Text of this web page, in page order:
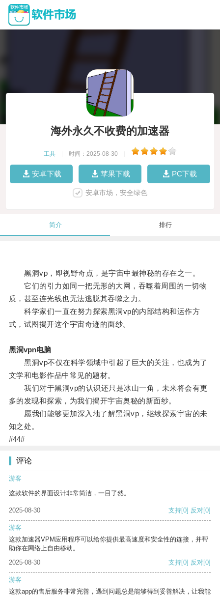
海外永久不收费的加速器
工具 时间：2025-08-30
安卓下载 苹果下载 PC下载
安卓市场，安全绿色
简介 排行
黑洞vp，即视野奇点，是宇宙中最神秘的存在之一。
它们的引力如同一把无形的大网，吞噬着周围的一切物
质，甚至连光线也无法逃脱其吞噬之力。
科学家们一直在努力探索黑洞vp的内部结构和运作方
式，试图揭开这个宇宙奇迹的面纱。
黑洞vpn电脑
黑洞vp不仅在科学领域中引起了巨大的关注，也成为了
文学和电影作品中常见的题材。
我们对于黑洞vp的认识还只是冰山一角，未来将会有更
多的发现和探索，为我们揭开宇宙奥秘的新面纱。
愿我们能够更加深入地了解黑洞vp，继续探索宇宙的未
知之处。
#44#
评论
游客
这款软件的界面设计非常简洁，一目了然。
2025-08-30 支持[0] 反对[0]
游客
这款加速器VPM应用程序可以给你提供最高速度和安全性的连接，并帮
助你在网络上自由移动。
2025-08-30
支持[0] 反对[0]
游客
这款app的售后服务非常完善，遇到问题总是能够得到妥善解决，让我能